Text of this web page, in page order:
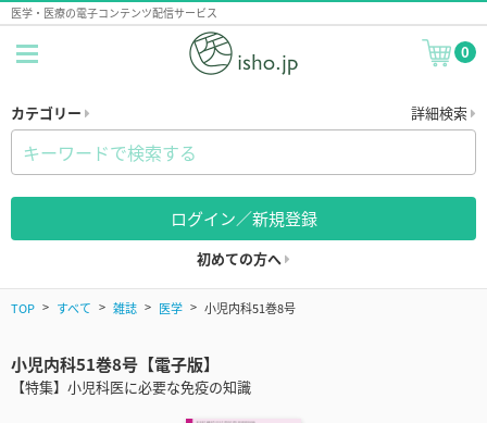
医学・医療の電子コンテンツ配信サービス
0
カテゴリー 詳細検索
ログイン／新規登録
初めての方へ
TOP すべて 雑誌 医学 小児内科51巻8号
小児内科51巻8号【電子版】
【特集】小児科医に必要な免疫の知識